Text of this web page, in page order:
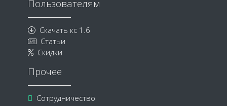
Пользователям
Скачать кс 1.6
Статьи
Скидки
Прочее
Сотрудничество